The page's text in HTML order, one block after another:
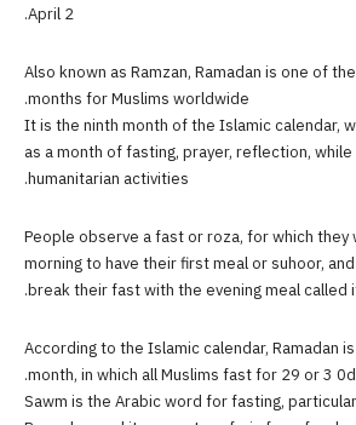
April 2.
Also known as Ramzan, Ramadan is one of
months for Muslims worldwide.
It is the ninth month of the Islamic calendar,
as a month of fasting, prayer, reflection, while
humanitarian activities.
People observe a fast or roza, for which they
morning to have their first meal or suhoor,
break their fast with the evening meal called
According to the Islamic calendar, Ramadan
month, in which all Muslims fast for 29 or 3
Sawm is the Arabic word for fasting,